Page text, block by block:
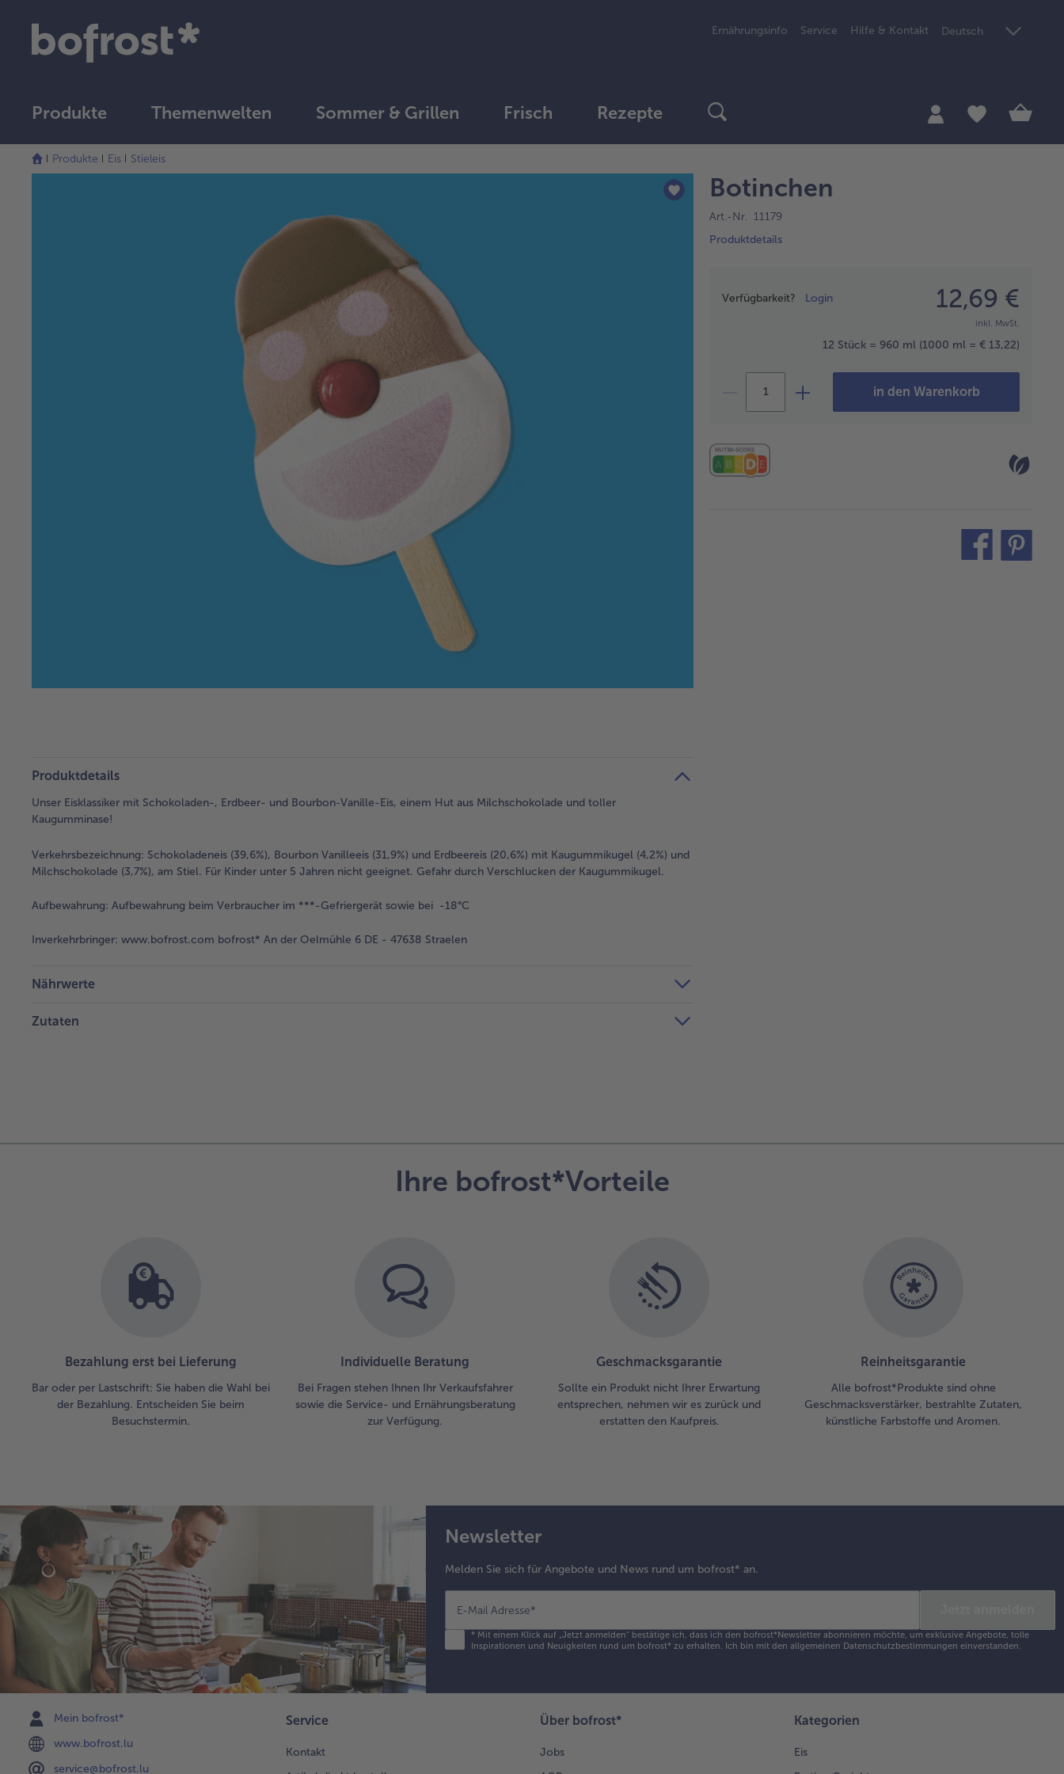
Ernährungsinfo Service Hilfe & Kontakt Deutsch
Produkte Themenwelten Sommer & Grillen Frisch Rezepte
Produkte Eis Stieleis
Botinchen
Art.-Nr. 11179
Produktdetails
Verfügbarkeit? Login 12,69 €
inkl. MwSt.
12 Stück = 960 ml (1000 ml = € 13,22)
in den Warenkorb
teilen
Produktdetails
Unser Eisklassiker mit Schokoladen-, Erdbeer- und Bourbon-Vanille-Eis, einem Hut aus Milchschokolade und toller
Kaugumminase!
Verkehrsbezeichnung: Schokoladeneis (39,6%), Bourbon Vanilleeis (31,9%) und Erdbeereis (20,6%) mit Kaugummikugel (4,2%) und
Milchschokolade (3,7%), am Stiel. Für Kinder unter 5 Jahren nicht geeignet. Gefahr durch Verschlucken der Kaugummikugel.
Aufbewahrung: Aufbewahrung beim Verbraucher im ***-Gefriergerät sowie bei -18°C
Inverkehrbringer: www.bofrost.com bofrost* An der Oelmühle 6 DE - 47638 Straelen
Nährwerte
Zutaten
Ihre bofrost*Vorteile
Bezahlung erst bei Lieferung
Bar oder per Lastschrift: Sie haben die Wahl bei
der Bezahlung. Entscheiden Sie beim
Besuchstermin.
Individuelle Beratung
Bei Fragen stehen Ihnen Ihr Verkaufsfahrer
sowie die Service- und Ernährungsberatung
zur Verfügung.
Geschmacksgarantie
Sollte ein Produkt nicht Ihrer Erwartung
entsprechen, nehmen wir es zurück und
erstatten den Kaufpreis.
Reinheitsgarantie
Alle bofrost*Produkte sind ohne
Geschmacksverstärker, bestrahlte Zutaten,
künstliche Farbstoffe und Aromen.
Newsletter
Melden Sie sich für Angebote und News rund um bofrost* an.
E-Mail Adresse*
*Mit einem Klick auf „Jetzt anmelden" bestätige ich, dass ich den bofrost*Newsletter abonnieren möchte, um exklusive Angebote, tolle
Inspirationen und Neuigkeiten rund um bofrost* zu erhalten. Ich bin mit den allgemeinen Datenschutzbestimmungen einverstanden.
Mein bofrost*
www.bofrost.lu
service@bofrost.lu
Service
Kontakt
Über bofrost*
Jobs
Kategorien
Eis